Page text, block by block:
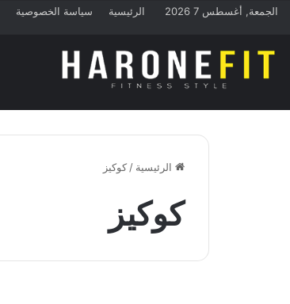
الجمعة, أغسطس 7 2026 الرئيسية سياسة الخصوصية
الرئيسية / كوكيز
كوكيز